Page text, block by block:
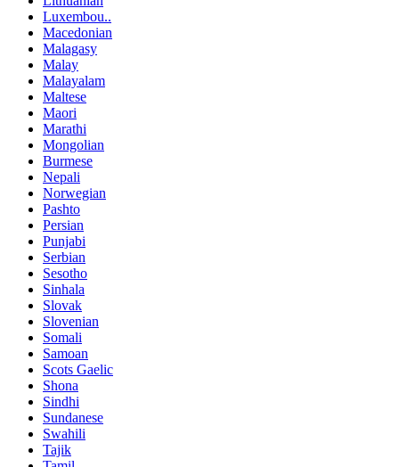
Luxembou..
Macedonian
Malagasy
Malay
Malayalam
Maltese
Maori
Marathi
Mongolian
Burmese
Nepali
Norwegian
Pashto
Persian
Punjabi
Serbian
Sesotho
Sinhala
Slovak
Slovenian
Somali
Samoan
Scots Gaelic
Shona
Sindhi
Sundanese
Swahili
Tajik